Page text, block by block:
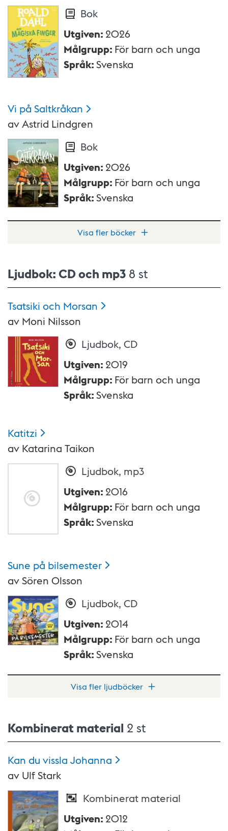
Bok
Utgiven:2026
Målgrupp: För barn och unga
Språk:Svenska
Vi på Saltkråkan
avAstrid Lindgren
Bok
Utgiven: 2026
Målgrupp: För barn och unga
Språk:Svenska
Visa fler böcker
Ljudbok: CD och mp3 8 st
Tsatsiki och Morsan
av Moni Nilsson
Ljudbok, CD
Utgiven: 2019
Målgrupp: För barn och unga
Språk:Svenska
Katitzi
av Katarina Taikon
Ljudbok, mp3
Utgiven: 2016
Målgrupp: För barn och unga
Språk:Svenska
Sune på bilsemester
avSören Olsson
Ljudbok, CD
Utgiven: 2014
Målgrupp: För barn och unga
Språk:Svenska
Visa fler ljudböcker
Kombinerat material 2 st
Kan du vissla Johanna
av Ulf Stark
Kombinerat material
Utgiven: 2012